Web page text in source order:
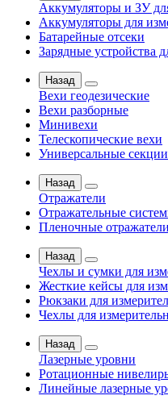
Аккумуляторы и ЗУ
Аккумуляторы для
Батарейные отсеки
Зарядные устройства
Назад
Вехи геодезические
Вехи разборные
Минивехи
Телескопические вехи
Универсальные
Назад
Отражатели
Отражательные
Пленочные отражатели
Назад
Чехлы и сумки для
Жесткие кейсы для
Рюкзаки для
Чехлы для
Назад
Лазерные уровни
Ротационные
Линейные лазерные